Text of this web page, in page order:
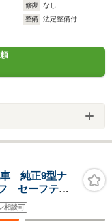
修復
なし
整備
法定整備付
純正9型ナ
セーフティ
ー ベンチレ
ーシート オ
相談可